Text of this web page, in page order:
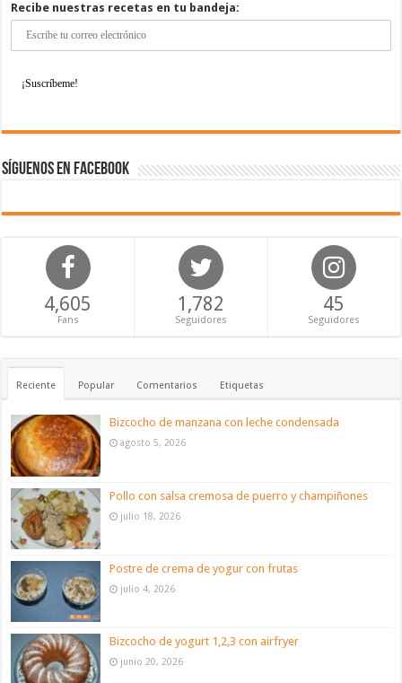
Recibe nuestras recetas en tu bandeja:
Síguenos en Facebook
4,605
Fans
1,782
Seguidores
45
Seguidores
Reciente Popular Comentarios Etiquetas
Bizcocho de manzana con leche condensada
agosto 5, 2026
Pollo con salsa cremosa de puerro y champiñones
julio 18, 2026
Postre de crema de yogur con frutas
julio 4, 2026
Bizcocho de yogurt 1,2,3 con airfryer
junio 20, 2026